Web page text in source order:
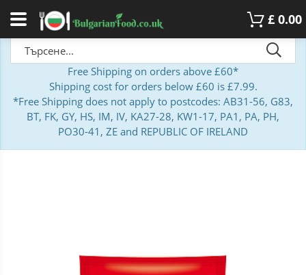
£ 0.00
Free Shipping on orders above £60*
Shipping cost for orders below £60 is £7.99.
*Free Shipping does not apply to postcodes: AB31-56, G83,
BT, FK, GY, HS, IM, IV, KA27-28, KW1-17, PA1, PA, PH,
PO30-41, ZE and REPUBLIC OF IRELAND